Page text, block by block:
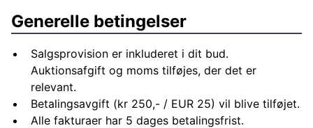
Generelle betingelser
Salgsprovision er inkluderet i dit bud.
Auktionsafgift og moms tilføjes, der det er
relevant.
Betalingsavgift (kr 250,- / EUR 25) vil blive tilføjet.
Alle fakturaer har 5 dages betalingsfrist.